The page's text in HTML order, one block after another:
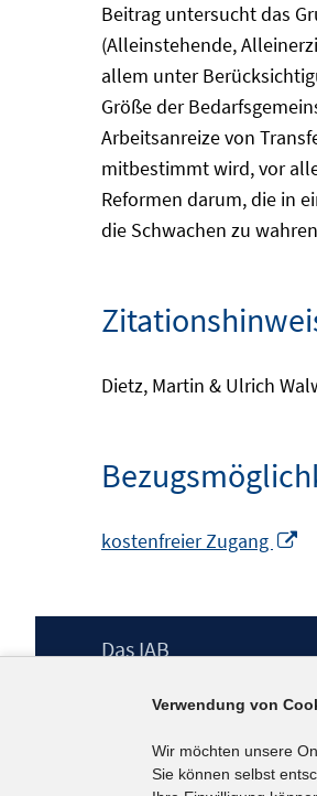
Beitrag untersucht das
(Alleinstehende,
allem unter
Größe der
Arbeitsanreize von
mitbestimmt wird, vor
Reformen darum, die in
die Schwachen zu
Dietz, Martin & Ulrich
kostenfreier Zugang
Footer
Das IAB
Berufsforschung (IAB) –
Institutsleitung
Graduiertenprogramm
Verwendung von
Wir möchten unsere
Sie können selbst